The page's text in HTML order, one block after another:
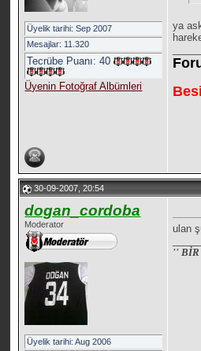
Üyelik tarihi: Sep 2007
Mesajlar: 11.320
Tecrübe Puanı:40
Üyenin Fotoğraf Albümleri
ya
30-09-2007, 20:54
dogan_cordoba
Moderator
Üyelik tarihi: Aug 2006
ulan
'' BİR